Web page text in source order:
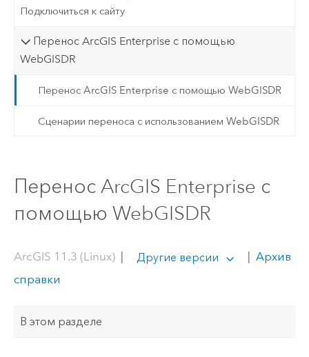
Подключиться к сайту
Перенос ArcGIS Enterprise с помощью
WebGISDR
Перенос ArcGIS Enterprise с помощью WebGISDR
Сценарии переноса с использованием WebGISDR
Перенос ArcGIS Enterprise с
помощью WebGISDR
ArcGIS 11.3 (Linux)| Другие версии
Архив
справки
В этом разделе